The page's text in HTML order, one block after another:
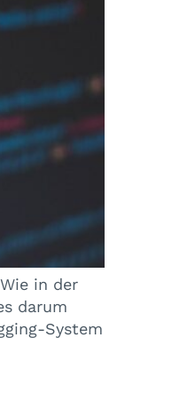
in der
darum
System